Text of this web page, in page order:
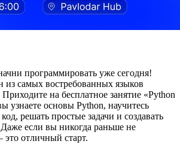
программировать уже сегодня!
из самых востребованных языков
на бесплатное занятие «Python
узнаете основы Python, научитесь
решать простые задачи и создавать
если вы никогда раньше не
отличный старт.